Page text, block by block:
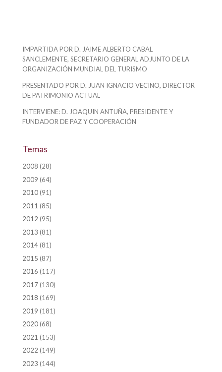
IMPARTIDA POR D. JAIME ALBERTO CABAL
SANCLEMENTE, SECRETARIO GENERAL ADJUNTO DE LA
ORGANIZACIÓN MUNDIAL DEL TURISMO
PRESENTADO POR D. JUAN IGNACIO VECINO, DIRECTOR
DE PATRIMONIO ACTUAL
INTERVIENE: D. JOAQUIN ANTUÑA, PRESIDENTE Y
FUNDADOR DE PAZ Y COOPERACIÓN
Temas
2008 (28)
2009 (64)
2010(91)
2011 (85)
2012 (95)
2013 (81)
2014(81)
2015 (87)
2016 (117)
2017(130)
2018 (169)
2019 (181)
2020(68)
2021 (153)
2022 (149)
2023 (144)